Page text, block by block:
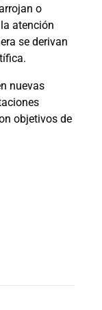
o
atención
se derivan
nuevas
objetivos de